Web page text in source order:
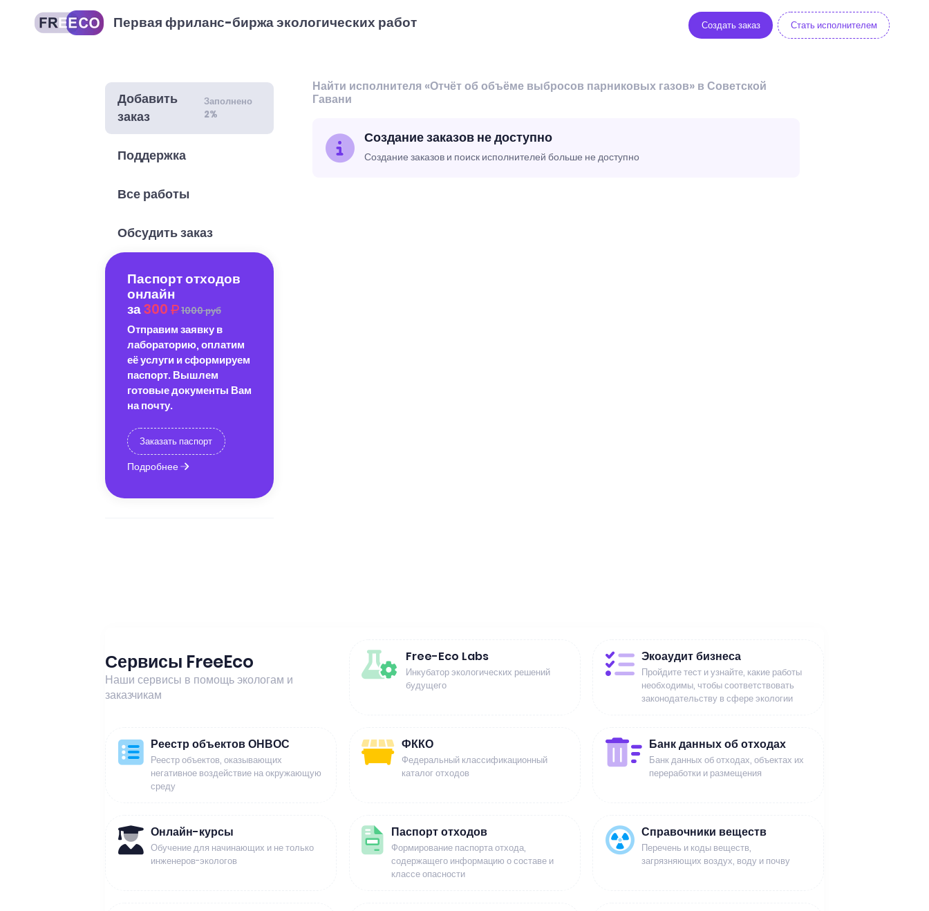
Первая фриланс-биржа экологических работ Создать заказ Стать исполнителем
Добавить
заказ
Заполнено
2%
Поддержка
Все работы
Обсудить заказ
Паспорт отходов
онлайн
за300 1000 руб
Отправим заявку в
лабораторию, оплатим
её услуги и сформируем
паспорт. Вышлем
готовые документы Вам
на почту.
Заказать паспорт
Подробнее
Найти исполнителя «Отчёт об объёме выбросов парниковых газов» в Советской
Гавани
Создание заказов не доступно
Создание заказов и поиск исполнителей больше не доступно
Сервисы FreeEco
Наши сервисы в помощь экологам и
заказчикам
Free-Eco Labs
Инкубатор экологических решений
будущего
Экоаудит бизнеса
Пройдите тест и узнайте, какие работы
необходимы, чтобы соответствовать
законодательству в сфере экологии
Реестр объектов ОНВОС
Реестр объектов, оказывающих
негативное воздействие на окружающую
среду
ФККО
Федеральный классификационный
каталог отходов
Банк данных об отходах
Банк данных об отходах, объектах их
переработки и размещения
Онлайн-курсы
Обучение для начинающих и не только
инженеров-экологов
Паспорт отходов
Формирование паспорта отхода,
содержащего информацию о составе и
классе опасности
Справочники веществ
Перечень и коды веществ,
загрязняющих воздух, воду и почву